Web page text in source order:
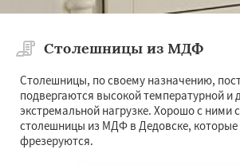
Столешницы из МДФ
Столешницы, по своему назначению,
подвергаются высокой температурной и
экстремальной нагрузке. Хорошо с ними
столешницы из МДФ в Дедовске, которые
фрезеруются.